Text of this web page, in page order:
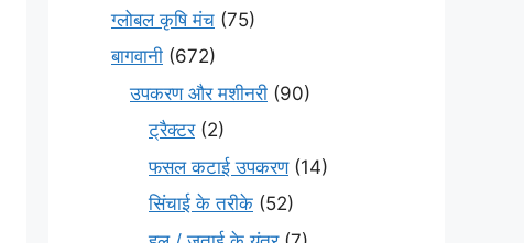
ग्लोबल कृषि मंच (75)
बागवानी (672)
उपकरण और मशीनरी (90)
ट्रैक्टर(2)
फसल कटाई उपकरण(14)
सिंचाई के तरीके (52)